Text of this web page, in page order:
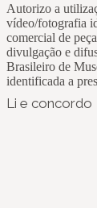
Autorizo a
vídeo/fotografia
comercial de
divulgação e
Brasileiro de
identificada a
Li e concordo